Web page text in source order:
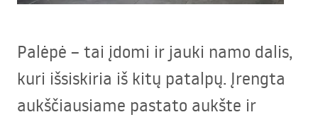
Palėpė – tai įdomi ir jauki namo dalis,
kuri išsiskiria iš kitų patalpų. Įrengta
aukščiausiame pastato aukšte ir